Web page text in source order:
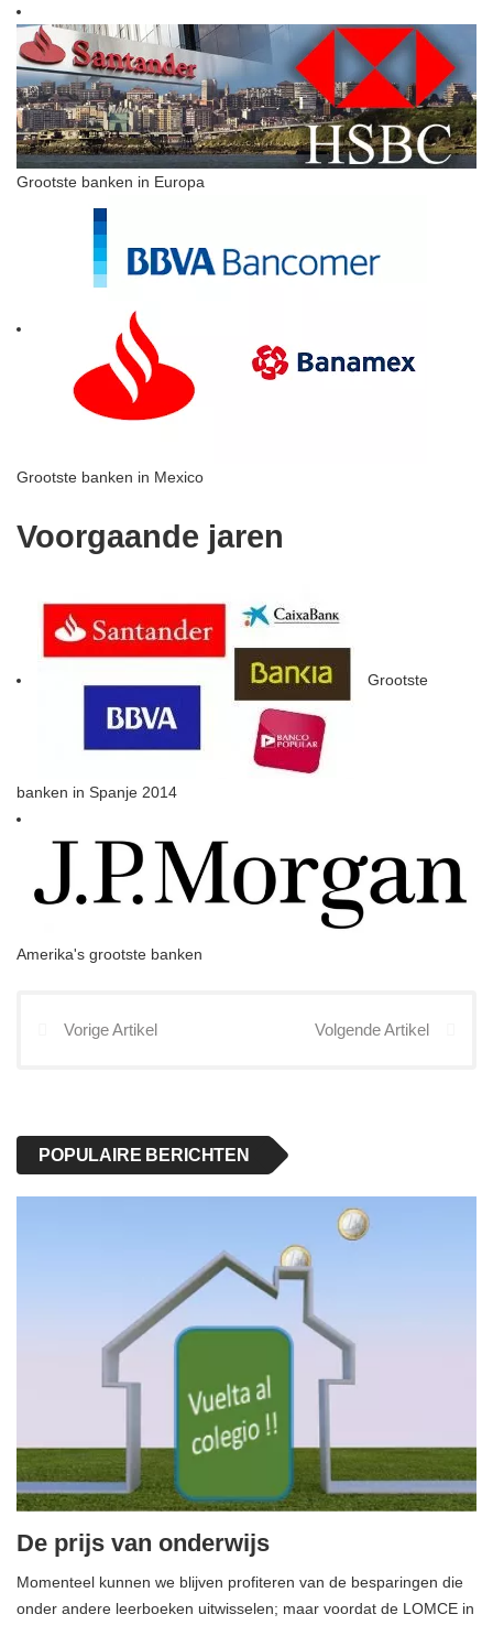
Grootste banken in Europa
Grootste banken in Mexico
Voorgaande jaren
Grootste
banken in Spanje 2014
Amerika's grootste banken
Vorige Artikel Volgende Artikel
POPULAIRE BERICHTEN
De prijs van onderwijs
Momenteel kunnen we blijven profiteren van de besparingen die
onder andere leerboeken uitwisselen; maar voordat de LOMCE in